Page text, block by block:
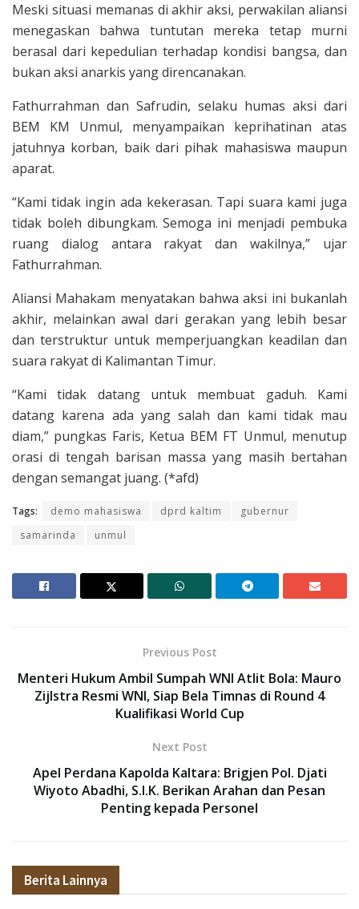
Meski situasi memanas di akhir aksi, perwakilan aliansi
menegaskan bahwa tuntutan mereka tetap murni
berasal dari kepedulian terhadap kondisi bangsa, dan
bukan aksi anarkis yang direncanakan.
Fathurrahman dan Safrudin, selaku humas aksi dari
BEM KM Unmul, menyampaikan keprihatinan atas
jatuhnya korban, baik dari pihak mahasiswa maupun
aparat.
“Kami tidak ingin ada kekerasan. Tapi suara kami juga
tidak boleh dibungkam. Semoga ini menjadi pembuka
ruang dialog antara rakyat dan wakilnya,” ujar
Fathurrahman.
Aliansi Mahakam menyatakan bahwa aksi ini bukanlah
akhir, melainkan awal dari gerakan yang lebih besar
dan terstruktur untuk memperjuangkan keadilan dan
suara rakyat di Kalimantan Timur.
“Kami tidak datang untuk membuat gaduh. Kami
datang karena ada yang salah dan kami tidak mau
diam,” pungkas Faris, Ketua BEM FT Unmul, menutup
orasi di tengah barisan massa yang masih bertahan
dengan semangat juang. (*afd)
Tags: demo mahasiswa dprd kaltim
gubernur
samarinda
unmul
Previous Post
Menteri Hukum Ambil Sumpah WNI Atlit Bola: Mauro
Zijlstra Resmi WNI, Siap Bela Timnas di Round 4
Kualifikasi World Cup
Next Post
Apel Perdana Kapolda Kaltara: Brigjen Pol. Djati
Wiyoto Abadhi, S.I.K. Berikan Arahan dan Pesan
Penting kepada Personel
Berita Lainnya